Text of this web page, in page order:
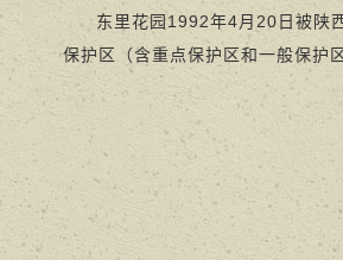
东里花园1992年4月20日被陕
保护区（含重点保护区和一般保护